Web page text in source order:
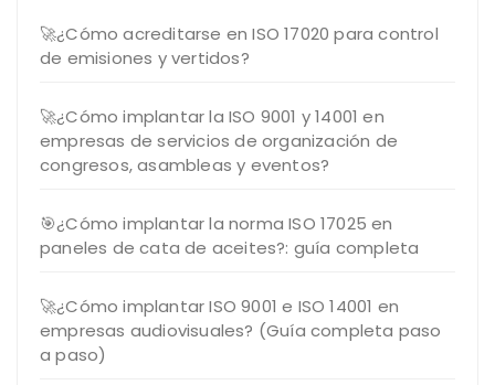
🚀¿Cómo acreditarse en ISO 17020 para control
de emisiones y vertidos?
🚀¿Cómo implantar la ISO 9001 y 14001 en
empresas de servicios de organización de
congresos, asambleas y eventos?
🎯¿Cómo implantar la norma ISO 17025 en
paneles de cata de aceites?: guía completa
🚀¿Cómo implantar ISO 9001 e ISO 14001 en
empresas audiovisuales? (Guía completa paso
a paso)